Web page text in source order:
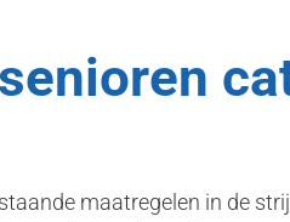
maatregelen in de